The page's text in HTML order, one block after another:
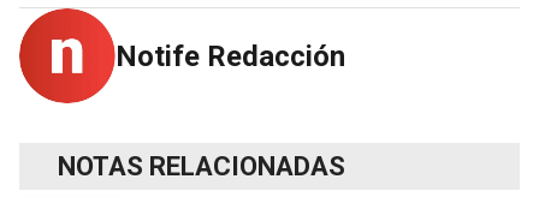
Notife Redacción
NOTAS RELACIONADAS